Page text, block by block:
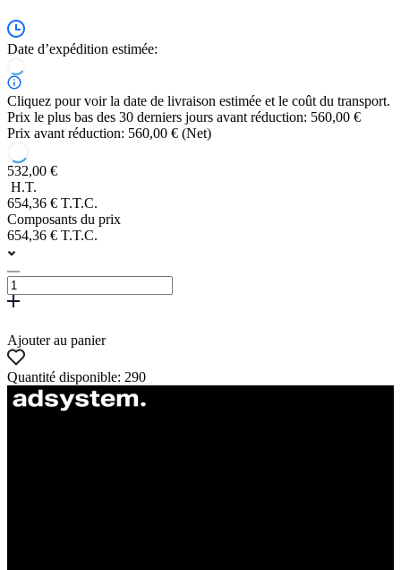
Date d’expédition estimée:
Cliquez pour voir la date de livraison estimée et le coût du transport.
Prix le plus bas des 30 derniers jours avant réduction: 560,00 €
Prix avant réduction: 560,00 € (Net)
532,00 €
H.T.
654,36 € T.T.C.
Composants du prix
654,36 € T.T.C.
Ajouter au panier
Quantité disponible: 290